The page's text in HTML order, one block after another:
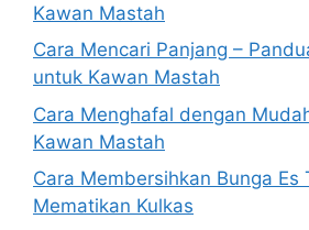
Kawan Mastah
Cara Mencari Panjang –
untuk Kawan Mastah
Cara Menghafal dengan
Kawan Mastah
Cara Membersihkan Bunga Es
Mematikan Kulkas